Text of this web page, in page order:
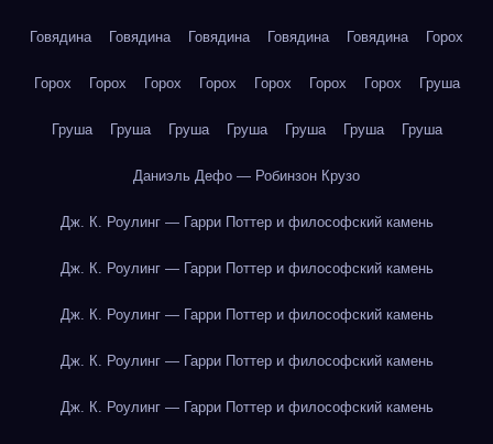
Говядина Говядина Говядина Говядина Говядина Горох
Горох Горох Горох Горох Горох Горох Горох Груша
Груша Груша Груша Груша Груша Груша Груша
Даниэль Дефо — Робинзон Крузо
Дж. К. Роулинг — Гарри Поттер и философский камень
Дж. К. Роулинг — Гарри Поттер и философский камень
Дж. К. Роулинг — Гарри Поттер и философский камень
Дж. К. Роулинг — Гарри Поттер и философский камень
Дж. К. Роулинг — Гарри Поттер и философский камень